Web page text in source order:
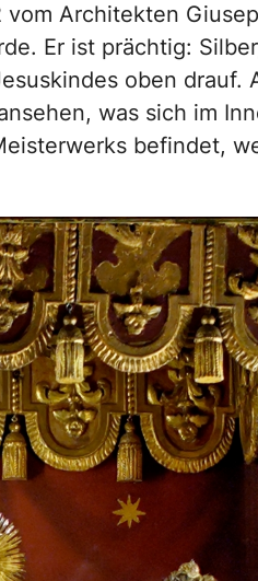
vom Architekten
Er ist prächtig:
oben drauf.
was sich im
befindet,